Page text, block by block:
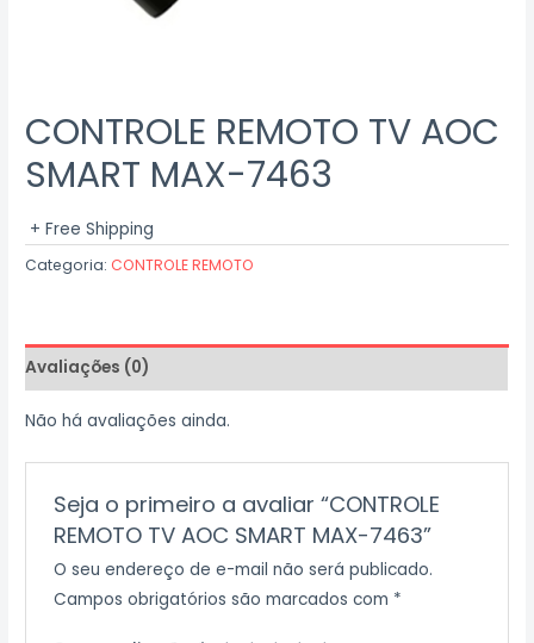
CONTROLE REMOTO TV AOC
SMART MAX-7463
+ Free Shipping
Categoria: CONTROLE REMOTO
Avaliações (0)
Não há avaliações ainda.
Seja o primeiro a avaliar “CONTROLE
REMOTO TV AOC SMART MAX-7463”
O seu endereço de e-mail não será publicado.
Campos obrigatórios são marcados com *